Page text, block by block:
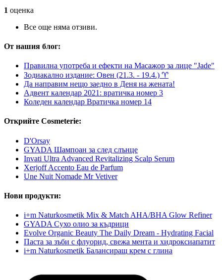
1 оценка
Все още няма отзиви.
От нашия блог:
Правилна употреба и ефекти на Масажор за лице "Jade"
Зодиакално издание: Овен (21.3. - 19.4.) ♈︎
Да направим нещо заедно в Деня на жената!
Адвент календар 2021: вратичка номер 3
Коледен календар Вратичка номер 14
Открийте Cosmeterie:
D'Orsay
GYADA Шампоан за след слънце
Invati Ultra Advanced Revitalizing Scalp Serum
Xerjoff Accento Eau de Parfum
Une Nuit Nomade Mr Vetiver
Нови продукти:
i+m Naturkosmetik Mix & Match AHA/BHA Glow Refiner
GYADA Сухо олио за къдрици
Evolve Organic Beauty The Daily Dream - Hydrating Facial
Паста за зъби с флуорид, свежа мента и хидроксиапатит
i+m Naturkosmetik Балансиращ крем с глина